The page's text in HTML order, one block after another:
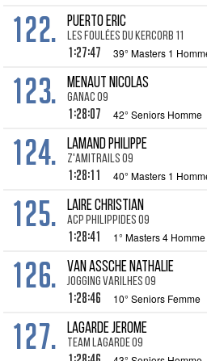
122. PUERTO Eric
Les Foulées du Kercorb 11
1:27:47 39° Masters 1
123. MENAUT Nicolas
Ganac 09
1:28:07 42° Seniors Homme
124. LAMAND Philippe
Z'amitrails 09
1:28:11 40° Masters 1
125. LAIRE Christian
ACP Philippides 09
1:28:41 1° Masters 4 Homme
126. VAN ASSCHE Nathalie
Jogging Varilhes 09
1:28:46 10° Seniors Femme
127. LAGARDE Jerome
Team Lagarde 09